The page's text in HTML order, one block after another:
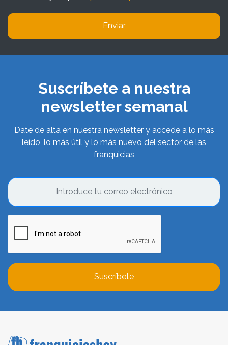
Enviar
Suscríbete a nuestra
newsletter semanal
Date de alta en nuestra newsletter y accede a lo más
leído, lo más útil y lo más nuevo del sector de las
franquicias
Suscríbete